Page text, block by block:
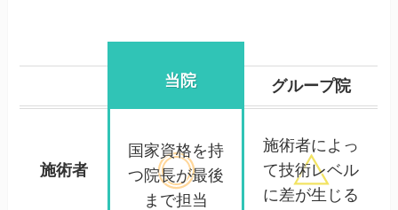
当院 グループ院
施術者
国家資格を持
つ院長が最後
まで担当
施術者によっ
て技術レベル
に差が生じる